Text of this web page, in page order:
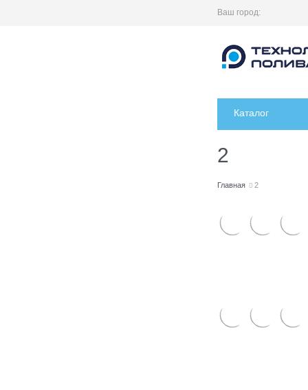
Ваш город:
Каталог
2
Главная 2